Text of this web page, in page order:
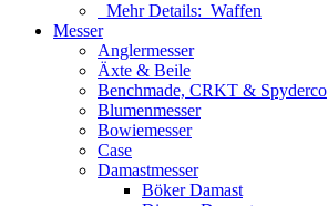
Mehr Details: Waffen
Messer
Anglermesser
Äxte & Beile
Benchmade, CRKT & Spyderco
Blumenmesser
Bowiemesser
Case
Damastmesser
Böker Damast